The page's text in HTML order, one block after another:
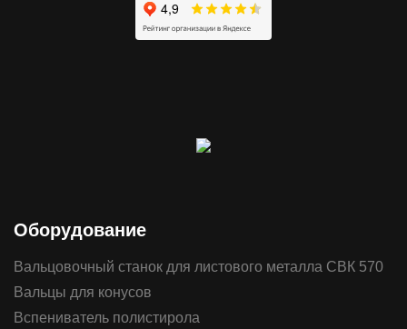
Оборудование
Вальцовочный станок для листового металла СВК 570
Вальцы для конусов
Вспениватель полистирола